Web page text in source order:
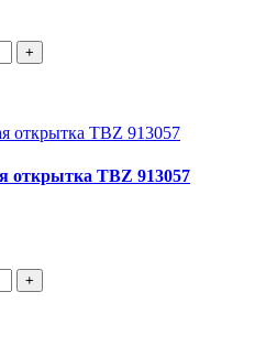
+
открытка TBZ 913057
+